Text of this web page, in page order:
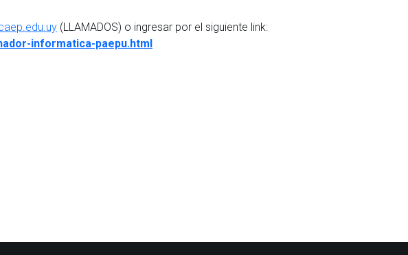
(LLAMADOS) o ingresar por el siguiente link:
informatica-paepu.html